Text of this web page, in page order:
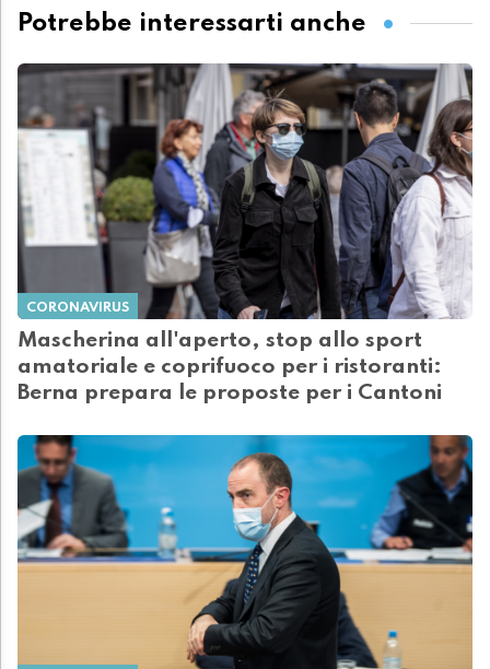
Potrebbe interessarti anche
CORONAVIRUS
Mascherina all'aperto, stop allo sport
amatoriale e coprifuoco per i ristoranti:
Berna prepara le proposte per i Cantoni